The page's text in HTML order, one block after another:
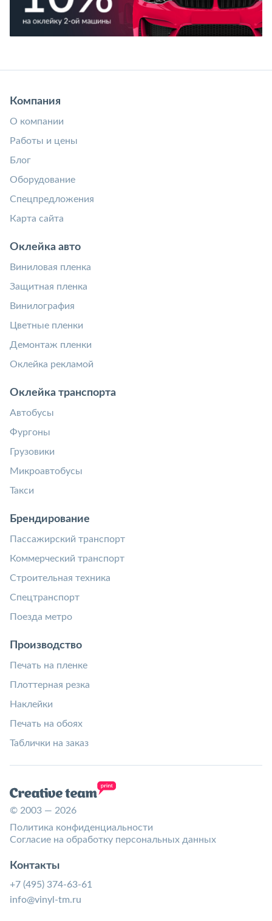
Компания
О компании
Работы и цены
Блог
Оборудование
Спецпредложения
Карта сайта
Оклейка авто
Виниловая пленка
Защитная пленка
Винилография
Цветные пленки
Демонтаж пленки
Оклейка рекламой
Оклейка транспорта
Автобусы
Фургоны
Грузовики
Микроавтобусы
Такси
Брендирование
Пассажирский транспорт
Коммерческий транспорт
Строительная техника
Спецтранспорт
Поезда метро
Производство
Печать на пленке
Плоттерная резка
Наклейки
Печать на обоях
Таблички на заказ
© 2003 — 2026
Политика конфиденциальности
Согласие на обработку персональных данных
Контакты
+7 (495) 374-63-61
info@vinyl-tm.ru